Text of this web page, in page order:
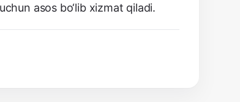
asos bo‘lib xizmat qiladi.